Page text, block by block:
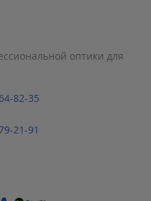
оптики для
82-35
21-91